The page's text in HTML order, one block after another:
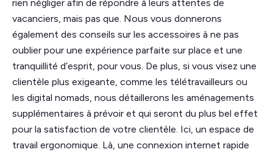
rien négliger afin de répondre à leurs attentes de
vacanciers, mais pas que. Nous vous donnerons
également des conseils sur les accessoires à ne pas
oublier pour une expérience parfaite sur place et une
tranquillité d’esprit, pour vous. De plus, si vous visez une
clientèle plus exigeante, comme les télétravailleurs ou
les digital nomads, nous détaillerons les aménagements
supplémentaires à prévoir et qui seront du plus bel effet
pour la satisfaction de votre clientèle. Ici, un espace de
travail ergonomique. Là, une connexion internet rapide